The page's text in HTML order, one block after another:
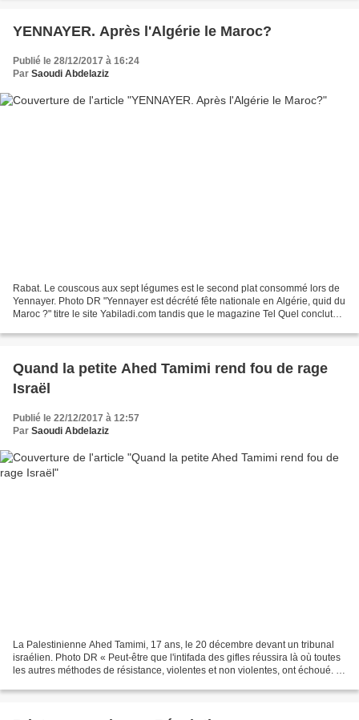
YENNAYER. Après l'Algérie le Maroc?
Publié le 28/12/2017 à 16:24
Par Saoudi Abdelaziz
Rabat. Le couscous aux sept légumes est le second plat consommé lors de
Yennayer. Photo DR "Yennayer est décrété fête nationale en Algérie, quid du
Maroc ?" titre le site Yabiladi.com tandis que le magazine Tel Quel conclut
Quand la petite Ahed Tamimi rend fou de rage
Israël
Publié le 22/12/2017 à 12:57
Par Saoudi Abdelaziz
La Palestinienne Ahed Tamimi, 17 ans, le 20 décembre devant un tribunal
israélien. Photo DR « Peut-être que l'intifada des gifles réussira là où toutes
les autres méthodes de résistance, violentes et non violentes, ont échoué. »